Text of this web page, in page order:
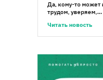
Да, кому-то может
трудом, уверяем,…
Читать новость